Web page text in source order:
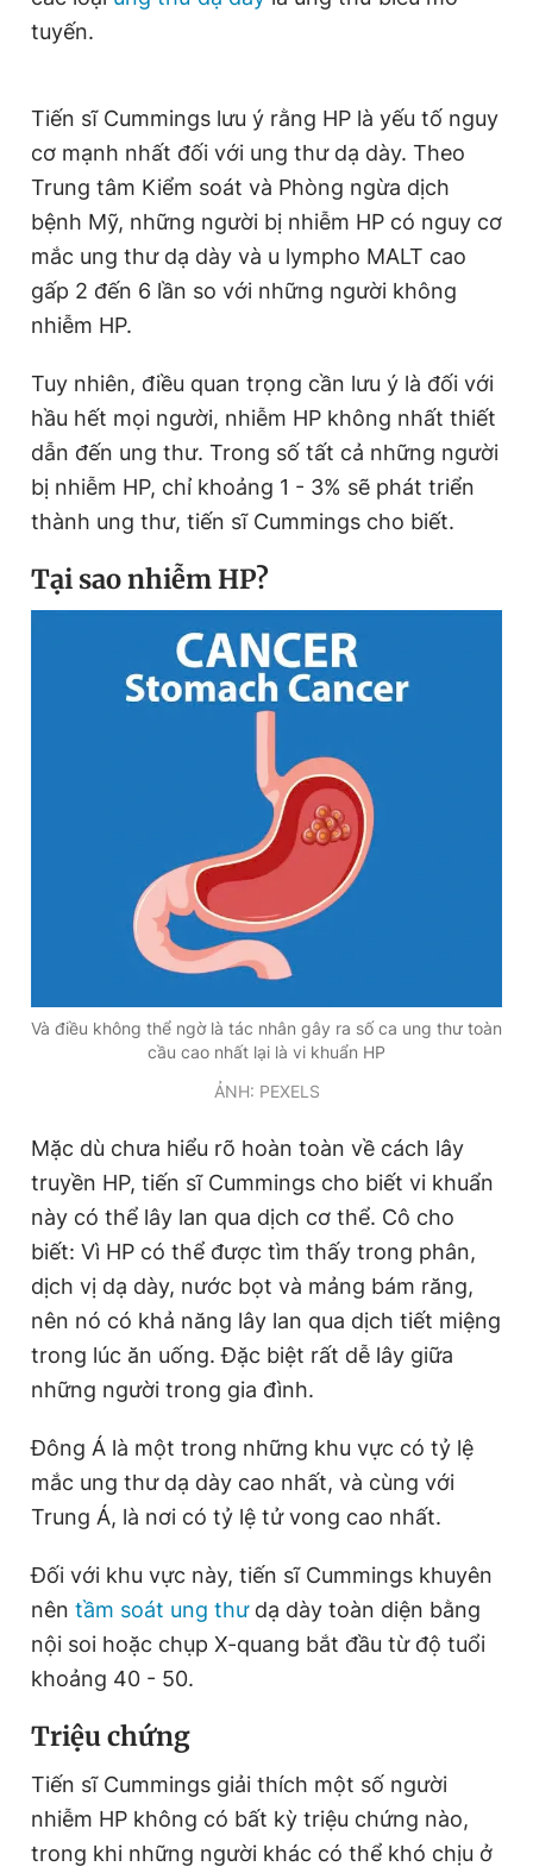
tuyến.
Tiến sĩ Cummings lưu ý rằng HP là yếu tố nguy
cơ mạnh nhất đối với ung thư dạ dày. Theo
Trung tâm Kiểm soát và Phòng ngừa dịch
bệnh Mỹ, những người bị nhiễm HP có nguy cơ
mắc ung thư dạ dày và u lympho MALT cao
gấp 2 đến 6 lần so với những người không
nhiễm HP.
Tuy nhiên, điều quan trọng cần lưu ý là đối với
hầu hết mọi người, nhiễm HP không nhất thiết
dẫn đến ung thư. Trong số tất cả những người
bị nhiễm HP, chỉ khoảng 1 - 3% sẽ phát triển
thành ung thư, tiến sĩ Cummings cho biết.
Tại sao nhiễm HP?
Và điều không thể ngờ là tác nhân gây ra số ca ung thư toàn
cầu cao nhất lại là vi khuẩn HP
ẢNH: PEXELS
Mặc dù chưa hiểu rõ hoàn toàn về cách lây
truyền HP, tiến sĩ Cummings cho biết vi khuẩn
này có thể lây lan qua dịch cơ thể. Cô cho
biết: Vì HP có thể được tìm thấy trong phân,
dịch vị dạ dày, nước bọt và mảng bám răng,
nên nó có khả năng lây lan qua dịch tiết miệng
trong lúc ăn uống. Đặc biệt rất dễ lây giữa
những người trong gia đình.
Đông Á là một trong những khu vực có tỷ lệ
mắc ung thư dạ dày cao nhất, và cùng với
Trung Á, là nơi có tỷ lệ tử vong cao nhất.
Đối với khu vực này, tiến sĩ Cummings khuyên
nên tầm soát ung thưdạ dày toàn diện bằng
nội soi hoặc chụp X-quang bắt đầu từ độ tuổi
khoảng 40 - 50.
Triệu chứng
Tiến sĩ Cummings giải thích một số người
nhiễm HP không có bất kỳ triệu chứng nào,
trong khi những người khác có thể khó chịu ở